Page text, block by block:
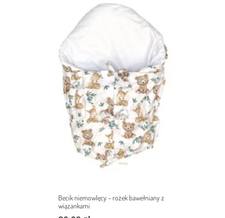
Becik niemowlęcy – rożek bawełniany z
wiązankami